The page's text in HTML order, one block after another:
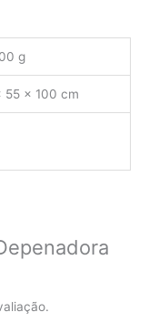
g
55 × 100 cm